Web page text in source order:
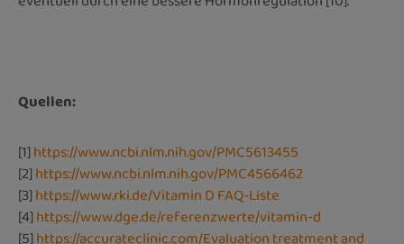
Quellen:
[1]https://www.ncbi.nlm.nih.gov/PMC5613455
[2]https://www.ncbi.nlm.nih.gov/PMC4566462
[3]https://www.rki.de/Vitamin D FAQ-Liste
[4]https://www.dge.de/referenzwerte/vitamin-d
[5]https://accurateclinic.com/Evaluation treatment and